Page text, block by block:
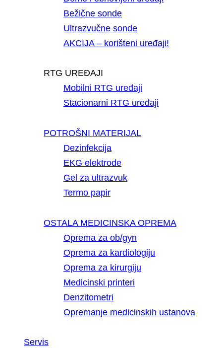
Bežične sonde
Ultrazvučne sonde
AKCIJA – korišteni uređaji!
RTG UREĐAJI
Mobilni RTG uređaji
Stacionarni RTG uređaji
POTROŠNI MATERIJAL
Dezinfekcija
EKG elektrode
Gel za ultrazvuk
Termo papir
OSTALA MEDICINSKA OPREMA
Oprema za ob/gyn
Oprema za kardiologiju
Oprema za kirurgiju
Medicinski printeri
Denzitometri
Opremanje medicinskih ustanova
Servis